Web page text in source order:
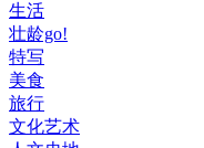
生活
壮龄go!
特写
美食
旅行
文化艺术